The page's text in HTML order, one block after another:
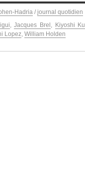
Hadria / journal quotidien
,Jacques Brel , Kiyoshi
Lopez, William Holden